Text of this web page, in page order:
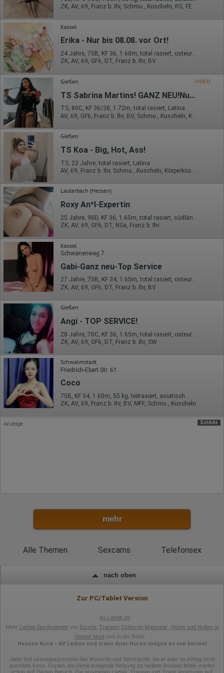
übermittelte IP-Adresse wird nicht mit anderen Daten von Google
zusammengeführt.
Erhobene Informationen zum Besucherverhalten sind folgende:
Herkunft (Land und Stadt)
Sprache
Betriebssystem
Gerät (PC, Tablet-PC oder Smartphone)
Browser und alle verwendeten Add-ons
Auflösung des Computers
Besucherquelle (Facebook, Suchmaschine oder
verweisende Webseite)
Welche Dateien wurden heruntergeladen?
Welche Videos angeschaut?
Wurden Werbebanner angeklickt?
Wohin ging der Besucher? Klickte er auf weitere Seiten des
Portals oder hat er sie komplett verlassen?
Wie lange blieb der Besucher?
Ort der Verarbeitung:
Europäische Union & USA
Hotjar
Wir nutzen Hotjar als Webanalysedient. Es wird verwendet, um
Daten über das Benutzerverhalten zu sammeln. Hotjar kann
auch im Rahmen von Umfragen und Feedbackfunktionen, die
auf unserer Website eingebunden sind, von Ihnen bereitgestellte
Informationen verarbeiten.
Herausgeber:
Hotjar Limited, Malta
Erhobene Daten:
Datum und Uhrzeit des Besuchs
Gerätetyp
Geografischer Standort
IP-Adresse
Mausbewegungen
Besuchte Seiten
Referrer URL
Bildschirmauflösung
Eindeutige Gerätekennung
Sprachinformationen
Gerätebestriebssystem
Browser-Typ
Klicks
Domain-Name
Eindeutige Benutzerkennung
Ort der Verarbeitung:
ZK, AV, 69, Franz b. Ihr, Schmu., Kuscheln, RS, FE
Kassel
Erika - Nur bis 08.08. vor Ort!
24 Jahre, 75B, KF 36, 1.60m, total rasiert, osteuropäisch
ZK, AV, 69, GF6, DT, Franz b. Ihr, BV
Gießen VIDEO
TS Sabrina Martins! GANZ NEU!Nur für kurze Zeit!
TS, 80C, KF 36/38, 1.72m, total rasiert, Latina
Gießen
TS Koa - Big, Hot, Ass!
TS, 22 Jahre, total rasiert, Latina
AV, 69, Franz b. Ihr, Schmu., Kuscheln, Körperküs., AV b. Ihm, KBa
Lauterbach (Hessen)
Roxy An*l-Expertin
25 Jahre, 90D, KF 36, 1.65m, total rasiert, südländisch
ZK, AV, 69, GF6, DT, NSa, Franz b. Ihr
Kassel
Schwanenweg 7
Gabi-Ganz neu-Top Service
27 Jahre, 75B, KF 34, 1.65m, total rasiert, osteuropäisch
ZK, AV, 69, GF6, DT, Franz b. Ihr, BV
Gießen
Angi - TOP SERVICE!
ZK, AV, 69, GF6, DT, Franz b. Ihr, SW
Schwalmstadt
Friedrich-Ebert-Str. 61
Coco
75B, KF 34, 1.60m, 55 kg, teilrasiert, asiatisch
ZK, AV, 69, Franz b. Ihr, BV, MFF, Schmu., Kuscheln
SolAds
Anzeige
mehr
Alle Themen Sexcams Telefonsex
nach oben
Zur PC/Tablet Version
Av Ladies.de
Mehr Ladies Sex-Anzeigen von Escorts, Transen, Erotische Massage , Huren und Nutten in
Hessen Nord und in der Nähe
Hessen Nord - AV Ladies und trans Anal-Huren mögen es von hinten!
Jeder hat unausgesprochene Sex Wünsche und Sehnsüchte, die er aber im Alltag nicht
ausleben kann. Frauen, die Deine erregende Neigung zu heißem Analsex teilen, warten